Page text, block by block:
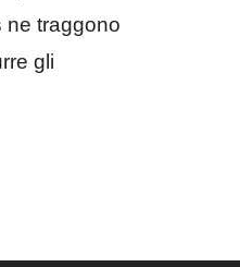
ne traggono
gli